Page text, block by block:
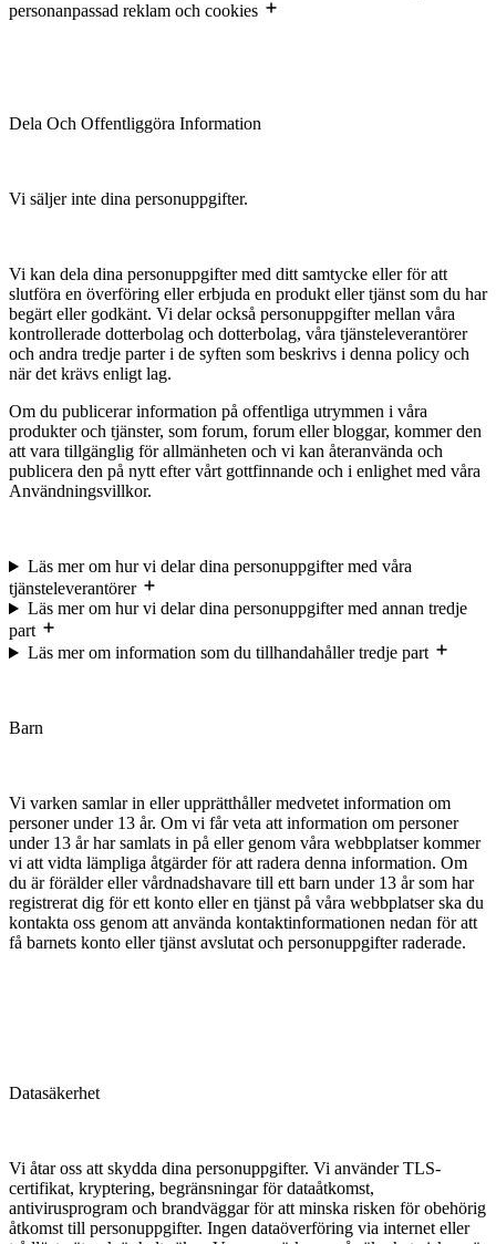
personanpassad reklam och cookies
Dela Och Offentliggöra Information
Vi säljer inte dina personuppgifter.
Vi kan dela dina personuppgifter med ditt samtycke eller för att
slutföra en överföring eller erbjuda en produkt eller tjänst som du har
begärt eller godkänt. Vi delar också personuppgifter mellan våra
kontrollerade dotterbolag och dotterbolag, våra tjänsteleverantörer
och andra tredje parter i de syften som beskrivs i denna policy och
när det krävs enligt lag.
Om du publicerar information på offentliga utrymmen i våra
produkter och tjänster, som forum, forum eller bloggar, kommer den
att vara tillgänglig för allmänheten och vi kan återanvända och
publicera den på nytt efter vårt gottfinnande och i enlighet med våra
Användningsvillkor.
Läs mer om hur vi delar dina personuppgifter med våra
tjänsteleverantörer
Läs mer om hur vi delar dina personuppgifter med annan tredje
part
Läs mer om information som du tillhandahåller tredje part
Barn
Vi varken samlar in eller upprätthåller medvetet information om
personer under 13 år. Om vi får veta att information om personer
under 13 år har samlats in på eller genom våra webbplatser kommer
vi att vidta lämpliga åtgärder för att radera denna information. Om
du är förälder eller vårdnadshavare till ett barn under 13 år som har
registrerat dig för ett konto eller en tjänst på våra webbplatser ska du
kontakta oss genom att använda kontaktinformationen nedan för att
få barnets konto eller tjänst avslutat och personuppgifter raderade.
Datasäkerhet
Vi åtar oss att skydda dina personuppgifter. Vi använder TLS-
certifikat, kryptering, begränsningar för dataåtkomst,
antivirusprogram och brandväggar för att minska risken för obehörig
åtkomst till personuppgifter. Ingen dataöverföring via internet eller